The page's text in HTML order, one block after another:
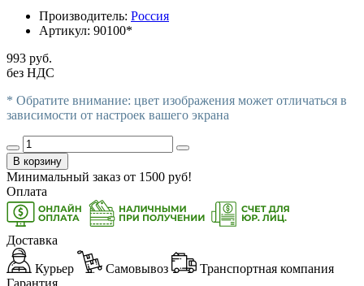
Производитель: Россия
Артикул: 90100*
993 руб.
без НДС
* Обратите внимание: цвет изображения может отличаться в
зависимости от настроек вашего экрана
В корзину
Минимальный заказ от 1500 руб!
Оплата
Доставка
Курьер Самовывоз
Транспортная компания
Гарантия